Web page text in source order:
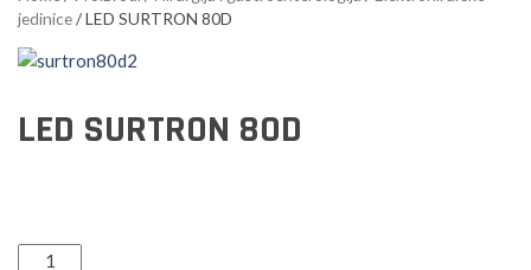
jedinice/ LED SURTRON 80D
LED SURTRON 80D